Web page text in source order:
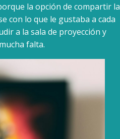
la opción de compartir la
con lo que le gustaba a cada
a la sala de proyección y
falta.